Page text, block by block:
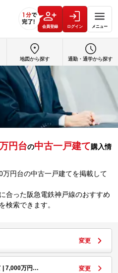
会員登録 ログイン メニュー
円台の中古一戸建て購入情
円台の中古一戸建てを掲載して
合った阪急電鉄神戸線のおすすめ
検索できます。
変更
| 7,000万円… 変更
地図から探す 通勤・通学から探す